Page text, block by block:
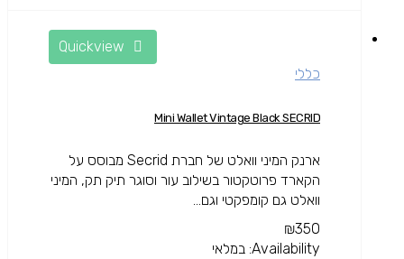
כללי
Mini Wallet Vintage Black SECRID
ארנק המיני וואלט של חברת Secrid מבוסס על
הקארד פרוטקטור בשילוב עור וסוגר תיק תק, המיני
וואלט גם קומפקטי וגם...
₪350
Availability: במלאי